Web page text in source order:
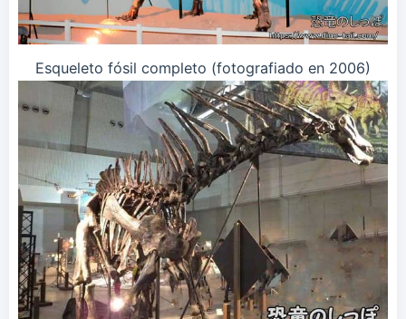
Esqueleto fósil completo (fotografiado en 2006)